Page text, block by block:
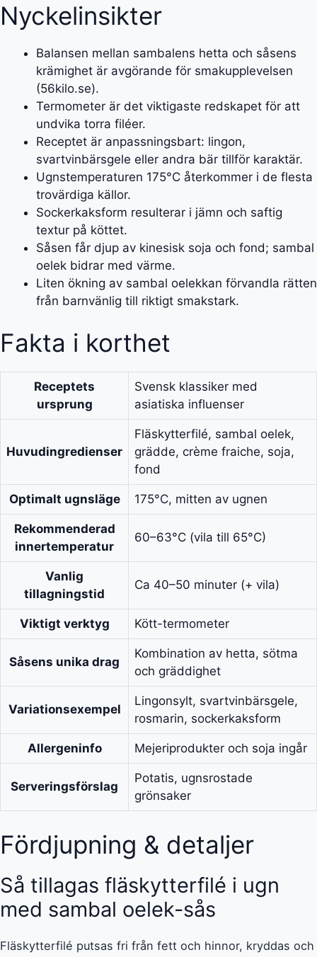
Nyckelinsikter
Balansen mellan sambalens hetta och såsens
krämighet är avgörande för smakupplevelsen
(56kilo.se).
Termometer är det viktigaste redskapet för att
undvika torra filéer.
Receptet är anpassningsbart: lingon,
svartvinbärsgele eller andra bär tillför karaktär.
Ugnstemperaturen 175°C återkommer i de flesta
trovärdiga källor.
Sockerkaksform resulterar i jämn och saftig
textur på köttet.
Såsen får djup av kinesisk soja och fond; sambal
oelek bidrar med värme.
Liten ökning av sambal oelekkan förvandla rätten
från barnvänlig till riktigt smakstark.
Fakta i korthet
Receptets
ursprung
Svensk klassiker med
asiatiska influenser
Huvudingredienser
Fläskytterfilé, sambal oelek,
grädde, crème fraiche, soja,
fond
Optimalt ugnsläge 175°C, mitten av ugnen
Rekommenderad
innertemperatur
60–63°C (vila till 65°C)
Vanlig
tillagningstid
Ca 40–50 minuter (+ vila)
Viktigt verktyg Kött-termometer
Såsens unika drag
Kombination av hetta, sötma
och gräddighet
Variationsexempel
Lingonsylt, svartvinbärsgele,
rosmarin, sockerkaksform
Allergeninfo Mejeriprodukter och soja ingår
Serveringsförslag
Potatis, ugnsrostade
grönsaker
Fördjupning & detaljer
Så tillagas fläskytterfilé i ugn
med sambal oelek-sås
Fläskytterfilé putsas fri från fett och hinnor, kryddas och